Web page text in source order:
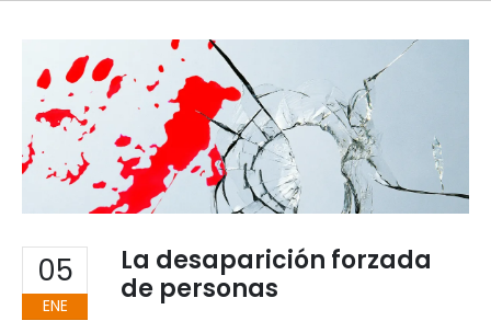
05
ENE
La desaparición forzada
de personas